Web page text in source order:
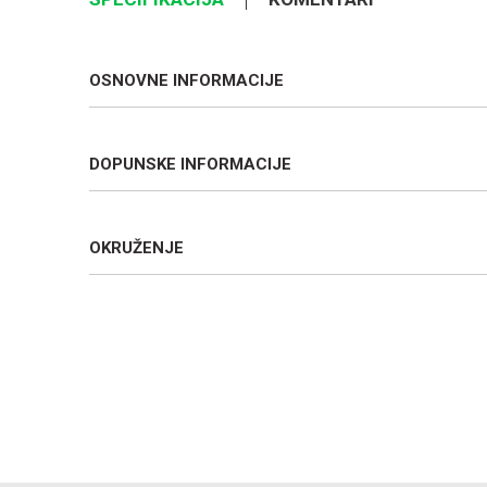
OSNOVNE INFORMACIJE
DOPUNSKE INFORMACIJE
OKRUŽENJE